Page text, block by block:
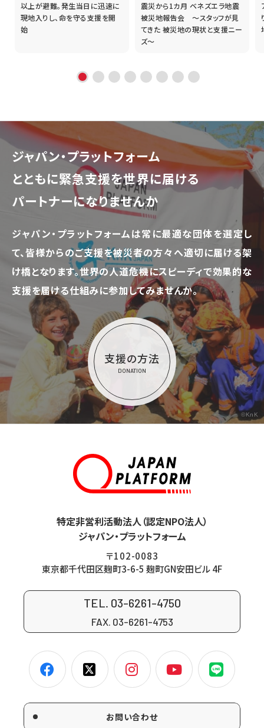
以上が避難。発生当日に迅速に
現地入りし、命を守る支援を開
始
震災から1カ月 ベネズエラ地震
被災地報告会 ～スタッフが見
てきた 被災地の現状と支援ニー
ズ～
ジャパン・プラットフォーム
とともに緊急支援を世界に届ける
パートナーになりませんか
ジャパン・プラットフォームは常に最適な団体を選定し
て、皆様からのご支援を被災者の方々へ適切に届ける架
け橋となります。世界の人道危機にスピーディで効果的な
支援を届ける仕組みに参加してみませんか。
支援の方法
DONATION
©KnK
特定非営利活動法人（認定NPO法人）
ジャパン・プラットフォーム
〒102-0083
東京都千代田区麹町3-6-5 麹町GN安田ビル 4F
TEL. 03-6261-4750
FAX. 03-6261-4753
お問い合わせ